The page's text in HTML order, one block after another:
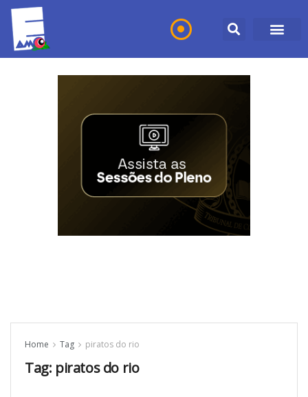
Home Tag piratos do rio
Tag: piratos do rio